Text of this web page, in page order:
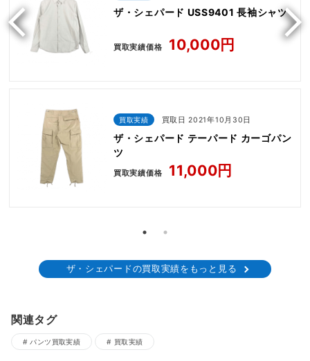
ザ・シェパード USS9401 長袖シャツ
買取実績価格 10,000円
買取実績 買取日 2021年10月30日
ザ・シェパード テーパード カーゴパン
ツ
買取実績価格 11,000円
ザ・シェパードの買取実績をもっと見る
関連タグ
パンツ買取実績 買取実績